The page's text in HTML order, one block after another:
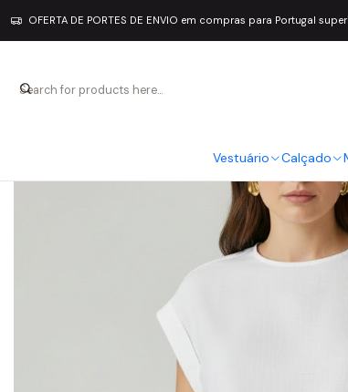
Vestuário Calçado
OFERTA DE PORTES DE ENVIO em compras para Portugal